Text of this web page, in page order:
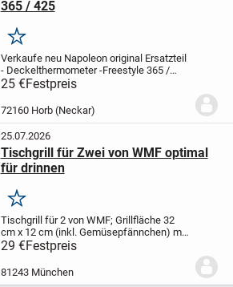
365 / 425
Merken
Verkaufe neu Napoleon original Ersatzteil
- Deckelthermometer -Freestyle 365 /
425. Thermometer ist neu und unbenutzt!!
Dieses hochwertige Napoleon-Ersatzteil
wurde speziell für die Modelle...
25 €Festpreis
72160 Horb (Neckar)
25.07.2026
Tischgrill für Zwei von WMF optimal
für drinnen
Merken
Tischgrill für 2 von WMF; Grillfläche 32
cm x 12 cm (inkl. Gemüsepfännchen) mit
Antihaftbeschichtung, Grillplatte,
Auffangschale und Gemüsepfännchen
sind spülmaschinengeeignet;
Netzspannung 220-240 V;...
29 €Festpreis
81243 München